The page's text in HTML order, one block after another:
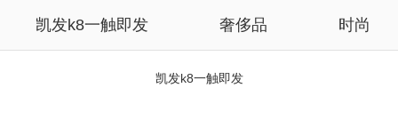
凯发k8一触即发 奢侈品 时尚
凯发k8一触即发